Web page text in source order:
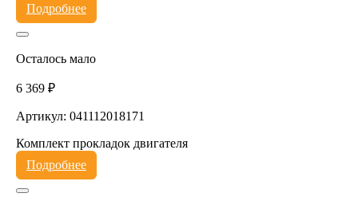
Подробнее
Осталось мало
6 369 ₽
Артикул: 041112018171
Комплект прокладок двигателя
Подробнее